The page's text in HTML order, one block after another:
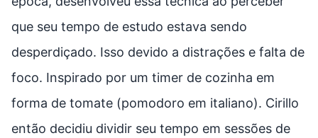
que seu tempo de estudo estava sendo
desperdiçado. Isso devido a distrações e falta de
foco. Inspirado por um timer de cozinha em
forma de tomate (pomodoro em italiano). Cirillo
então decidiu dividir seu tempo em sessões de